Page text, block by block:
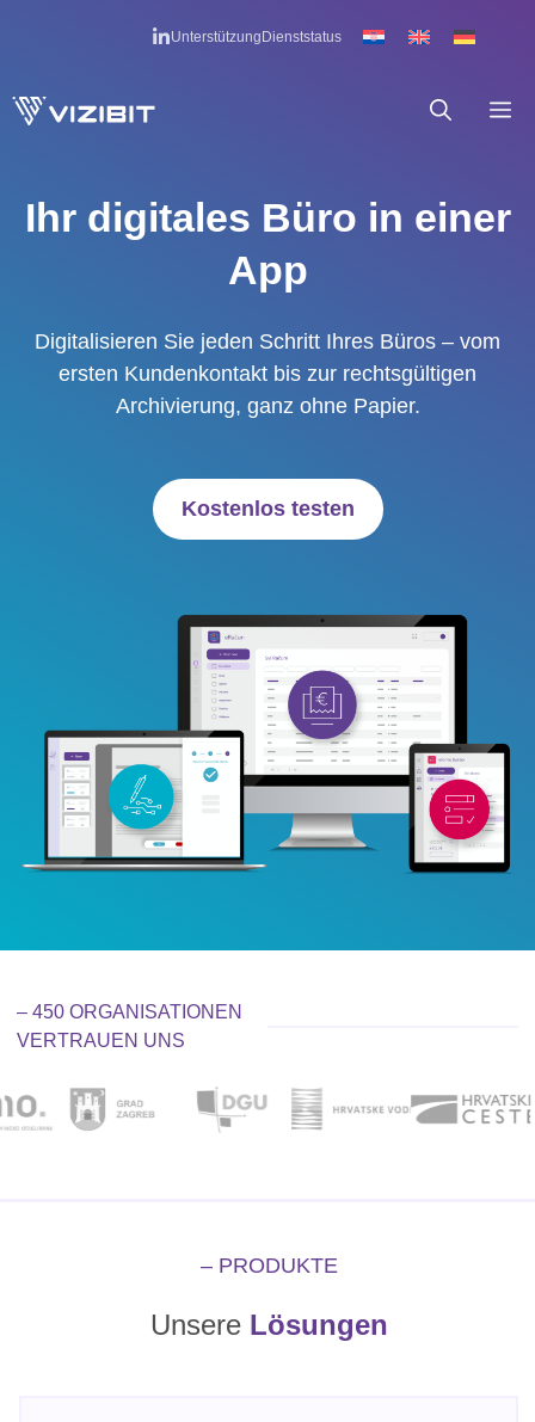
UnterstützungDienststatus
Ihr digitales Büro in einer
App
Digitalisieren Sie jeden Schritt Ihres Büros – vom
ersten Kundenkontakt bis zur rechtsgültigen
Archivierung, ganz ohne Papier.
Kostenlos testen
– 450 ORGANISATIONEN
VERTRAUEN UNS
– PRODUKTE
Unsere Lösungen